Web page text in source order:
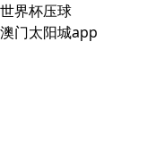
世界杯压球
澳门太阳城app